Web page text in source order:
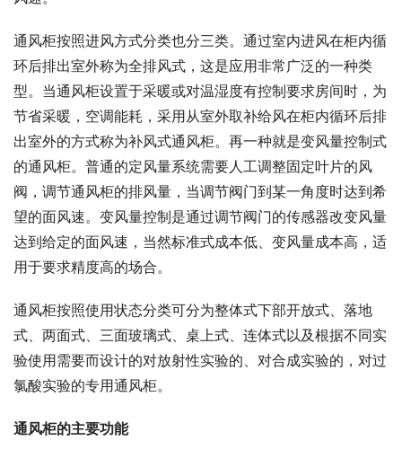
通风柜按照进风方式分类也分三类。通过室内进风在柜内循
环后排出室外称为全排风式，这是应用非常广泛的一种类
型。当通风柜设置于采暖或对温湿度有控制要求房间时，为
节省采暖，空调能耗，采用从室外取补给风在柜内循环后排
出室外的方式称为补风式通风柜。再一种就是变风量控制式
的通风柜。普通的定风量系统需要人工调整固定叶片的风
阀，调节通风柜的排风量，当调节阀门到某一角度时达到希
望的面风速。变风量控制是通过调节阀门的传感器改变风量
达到给定的面风速，当然标准式成本低、变风量成本高，适
用于要求精度高的场合。
通风柜按照使用状态分类可分为整体式下部开放式、落地
式、两面式、三面玻璃式、桌上式、连体式以及根据不同实
验使用需要而设计的对放射性实验的、对合成实验的，对过
氯酸实验的专用通风柜。
通风柜的主要功能